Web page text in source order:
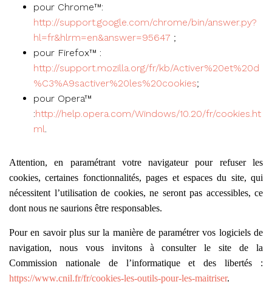
pour Chrome™:
http://support.google.com/chrome/bin/answer.py?
hl=fr&hlrm=en&answer=95647 ;
pour Firefox™ :
http://support.mozilla.org/fr/kb/Activer%20et%20d
%C3%A9sactiver%20les%20cookies;
pour Opera™
:http://help.opera.com/Windows/10.20/fr/cookies.ht
ml
Attention, en paramétrant votre navigateur pour refuser les
cookies, certaines fonctionnalités, pages et espaces du site, qui
nécessitent l’utilisation de cookies, ne seront pas accessibles, ce
dont nous ne saurions être responsables.
Pour en savoir plus sur la manière de paramétrer vos logiciels de
navigation, nous vous invitons à consulter le site de la
Commission nationale de l’informatique et des libertés :
https://www.cnil.fr/fr/cookies-les-outils-pour-les-maitriser.